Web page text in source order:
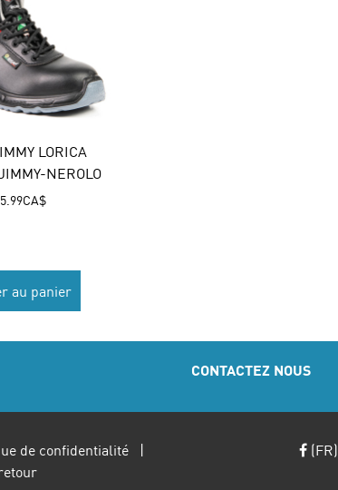
LORICA
NEROLO
CA$
au panier
CONTACTEZ NOUS
de confidentialité|
(FR)